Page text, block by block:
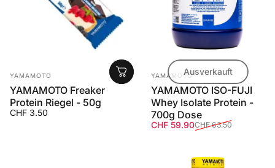
Anbieter:
YAMAMOTO
YAMAMOTO Freaker
Protein Riegel - 50g
CHF 3.50
Ausverkauft
Anbieter:
YAMAMOTO
YAMAMOTO ISO-FUJI
Whey Isolate Protein -
700g Dose
Verkaufspreis
CHF 59.90
Normaler Preis
CHF 63.50